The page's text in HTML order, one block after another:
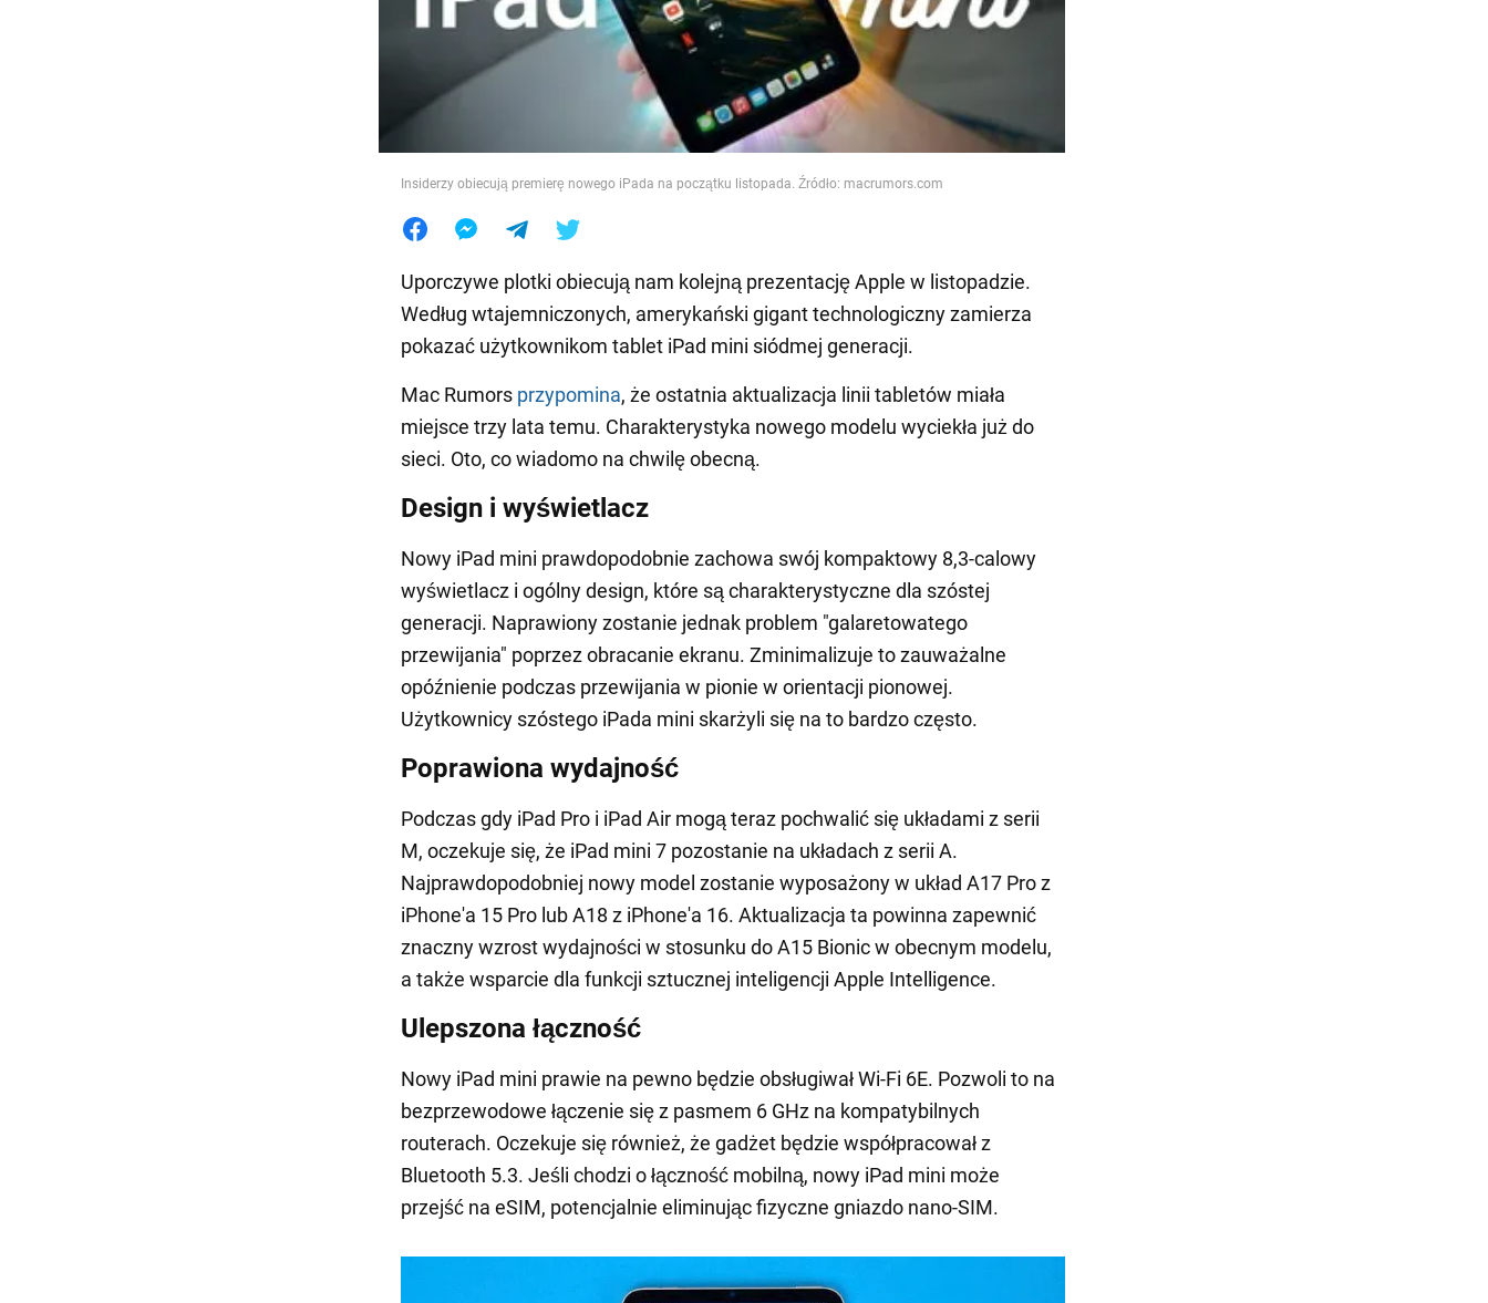
Jedzenie
Insiderzy obiecują premierę nowego iPada na początku listopada. Źródło: macrumors.com
Uporczywe plotki obiecują nam kolejną prezentację Apple w listopadzie.
Według wtajemniczonych, amerykański gigant technologiczny zamierza
pokazać użytkownikom tablet iPad mini siódmej generacji.
Mac Rumors przypomina, że ostatnia aktualizacja linii tabletów miała
miejsce trzy lata temu. Charakterystyka nowego modelu wyciekła już do
sieci. Oto, co wiadomo na chwilę obecną.
Design i wyświetlacz
Nowy iPad mini prawdopodobnie zachowa swój kompaktowy 8,3-calowy
wyświetlacz i ogólny design, które są charakterystyczne dla szóstej
generacji. Naprawiony zostanie jednak problem "galaretowatego
przewijania" poprzez obracanie ekranu. Zminimalizuje to zauważalne
opóźnienie podczas przewijania w pionie w orientacji pionowej.
Użytkownicy szóstego iPada mini skarżyli się na to bardzo często.
Poprawiona wydajność
Podczas gdy iPad Pro i iPad Air mogą teraz pochwalić się układami z serii
M, oczekuje się, że iPad mini 7 pozostanie na układach z serii A.
Najprawdopodobniej nowy model zostanie wyposażony w układ A17 Pro z
iPhone'a 15 Pro lub A18 z iPhone'a 16. Aktualizacja ta powinna zapewnić
znaczny wzrost wydajności w stosunku do A15 Bionic w obecnym modelu,
a także wsparcie dla funkcji sztucznej inteligencji Apple Intelligence.
Ulepszona łączność
Nowy iPad mini prawie na pewno będzie obsługiwał Wi-Fi 6E. Pozwoli to na
bezprzewodowe łączenie się z pasmem 6 GHz na kompatybilnych
routerach. Oczekuje się również, że gadżet będzie współpracował z
Bluetooth 5.3. Jeśli chodzi o łączność mobilną, nowy iPad mini może
przejść na eSIM, potencjalnie eliminując fizyczne gniazdo nano-SIM.